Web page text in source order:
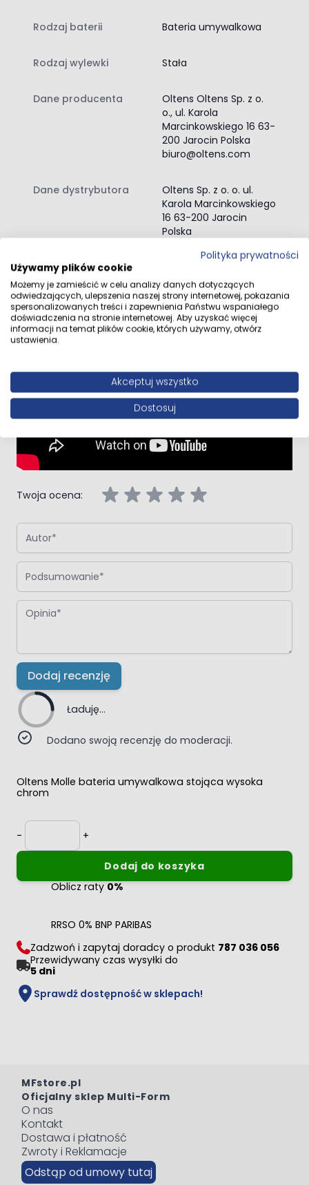
Zoptymalizowany przepływ w bateriach, dzięki któremu
DoubleChrome™
Dzięki tej powłoce, elementy chromowane będą
cieszył oko przez lata.
Wygodny perlator wykonany z wytrzymałej gumy, dzięki
czemu jest wyjątkowo trwały i łatwy w czyszczeniu.
Zawartość zestawu:
korek Click-Clack
instrukcja montażu baterii umywalkowej
Perlator w baterii umywalkowej
Oltens
Rodzaj baterii Bateria umywalkowa
Rodzaj wylewki Stała
Dane producenta
Oltens Oltens Sp. z o.
o., ul. Karola
Marcinkowskiego 16 63-
200 Jarocin Polska
biuro@oltens.com
Dane dystrybutora
Oltens Sp. z o. o. ul.
Karola Marcinkowskiego
16 63-200 Jarocin
Polska
Opinie klientów
Napisz własną recenzję
Napisz opinię o produkcie:Oltens Molle bateria umywalkowa
stojąca wysoka chrom
Twoja ocena:
Autor
Podsumowanie
Opinia
Dodaj recenzję
Ładuję...
Dodano swoją recenzję do moderacji.
Oltens Molle bateria umywalkowa stojąca wysoka
chrom
-
Ilość
+
Dodaj do koszyka
Oblicz raty0%
RRSO 0% BNP PARIBAS
Zadzwoń i zapytaj doradcy o produkt 787 036 056
Przewidywany czas wysyłki do
5 dni
Sprawdź dostępność w sklepach!
MFstore.pl
Oficjalny sklep Multi-Form
O nas
Kontakt
Dostawa i płatność
Zwroty i Reklamacje
Odstąp od umowy tutaj
Polityka prywatności
Używamy plików cookie
Możemy je zamieścić w celu analizy danych dotyczących
odwiedzających, ulepszenia naszej strony internetowej, pokazania
spersonalizowanych treści i zapewnienia Państwu wspaniałego
doświadczenia na stronie internetowej. Aby uzyskać więcej
informacji na temat plików cookie, których używamy, otwórz
ustawienia.
Akceptuj wszystko
Dostosuj